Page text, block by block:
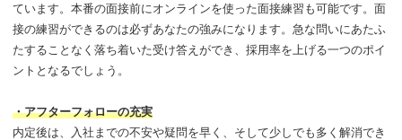
ています。本番の面接前にオンラインを使った面接練習も可能です。面
接の練習ができるのは必ずあなたの強みになります。急な問いにあたふ
たすることなく落ち着いた受け答えができ、採用率を上げる一つのポイ
ントとなるでしょう。
・アフターフォローの充実
内定後は、入社までの不安や疑問を早く、そして少しでも多く解消でき